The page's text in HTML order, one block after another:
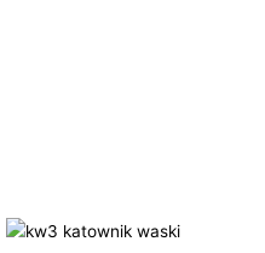
Zakres